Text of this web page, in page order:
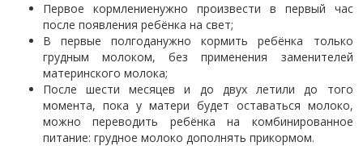
Первое кормлениенужно произвести в первый час
после появления ребёнка на свет;
В первые полгоданужно кормить ребёнка только
грудным молоком, без применения заменителей
материнского молока;
После шести месяцев и до двух летили до того
момента, пока у матери будет оставаться молоко,
можно переводить ребёнка на комбинированное
питание: грудное молоко дополнять прикормом.